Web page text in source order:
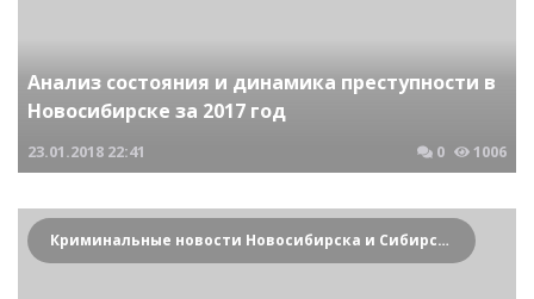
Анализ состояния и динамика преступности в
Новосибирске за 2017 год
23.01.2018 22:41 0 1006
Криминальные новости Новосибирска и Сибирского региона